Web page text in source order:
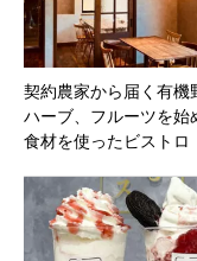
契約農家から届く有機
ハーブ、フルーツを始
食材を使ったビストロ
県鎌倉市長谷